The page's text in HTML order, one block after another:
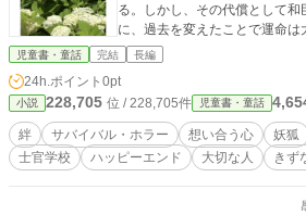
る。しかし、その代償として和臣
に、過去を変えたことで運命
が、雪乃を妻に迎えると言い出したのだ。
ら、幾重にも待ち受ける試練
に負けない勇気と、大切な人を
風ファンタジー。
児童書・童話 完結 長編
24h.ポイント 0pt
小説 228,705 位 / 228,705件 児童書・童話
絆 サバイバル・ホラー 想い合う心 妖狐
士官学校
ハッピーエンド 大切な人 きず